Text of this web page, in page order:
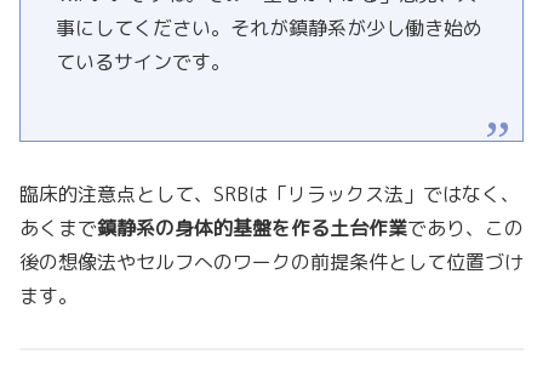
事にしてください。それが鎮静系が少し働き始め
ているサインです。
臨床的注意点として、SRBは「リラックス法」ではなく、
あくまで鎮静系の身体的基盤を作る土台作業であり、この
後の想像法やセルフへのワークの前提条件として位置づけ
ます。